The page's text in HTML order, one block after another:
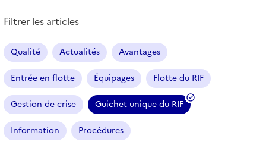
t
i
c
l
e
Filtrer les articles
Qualité Actualités Avantages
Entrée en flotte Équipages Flotte du RIF
Gestion de crise Guichet unique du RIF
(
Information Procédures